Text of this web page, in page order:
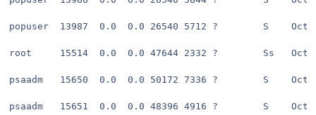
popuser  13987  0.0  0.0 26540 5712 ?        S
root     15514  0.0  0.0 47644 2332 ?        Ss
psaadm   15650  0.0  0.0 50172 7336 ?        S
psaadm   15651  0.0  0.0 48396 4916 ?        S